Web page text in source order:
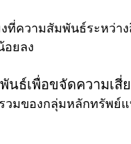
งที่ความสัมพันธ์ระหว่
อยลง
นธ์เพื่อขจัดความเสี่
วมของกลุ่มหลักทรัพย์